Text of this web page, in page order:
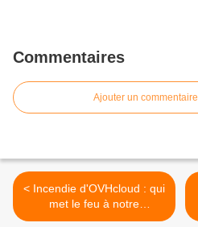
Commentaires
Ajouter un commentaire
< Incendie d'OVHcloud : qui
met le feu à notre
souveraineté numérique ?